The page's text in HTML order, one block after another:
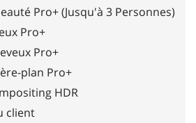
Pro+ (Jusqu'à 3 Personnes)
Pro+
Pro+
plan Pro+
HDR
client